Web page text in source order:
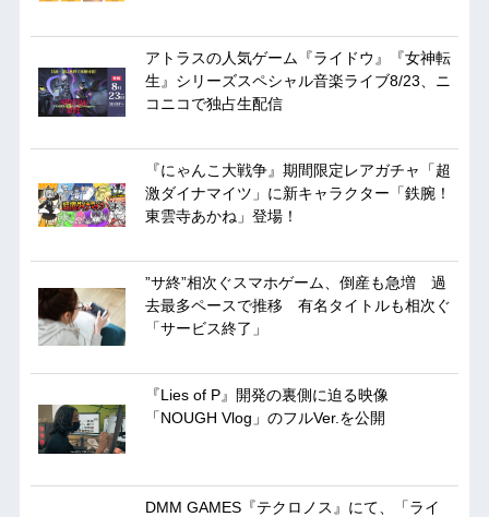
アトラスの人気ゲーム『ライドウ』『女神転
生』シリーズスペシャル音楽ライブ8/23、ニ
コニコで独占生配信
『にゃんこ大戦争』期間限定レアガチャ「超
激ダイナマイツ」に新キャラクター「鉄腕！
東雲寺あかね」登場！
”サ終”相次ぐスマホゲーム、倒産も急増 過
去最多ペースで推移 有名タイトルも相次ぐ
「サービス終了」
『Lies of P』開発の裏側に迫る映像
「NOUGH Vlog」のフルVer.を公開
DMM GAMES『テクロノス』にて、「ライ